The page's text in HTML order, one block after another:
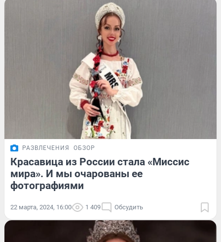
РАЗВЛЕЧЕНИЯ ОБЗОР
Красавица из России стала «Миссис
мира». И мы очарованы ее
фотографиями
22 марта, 2024, 16:00 1 409 Обсудить